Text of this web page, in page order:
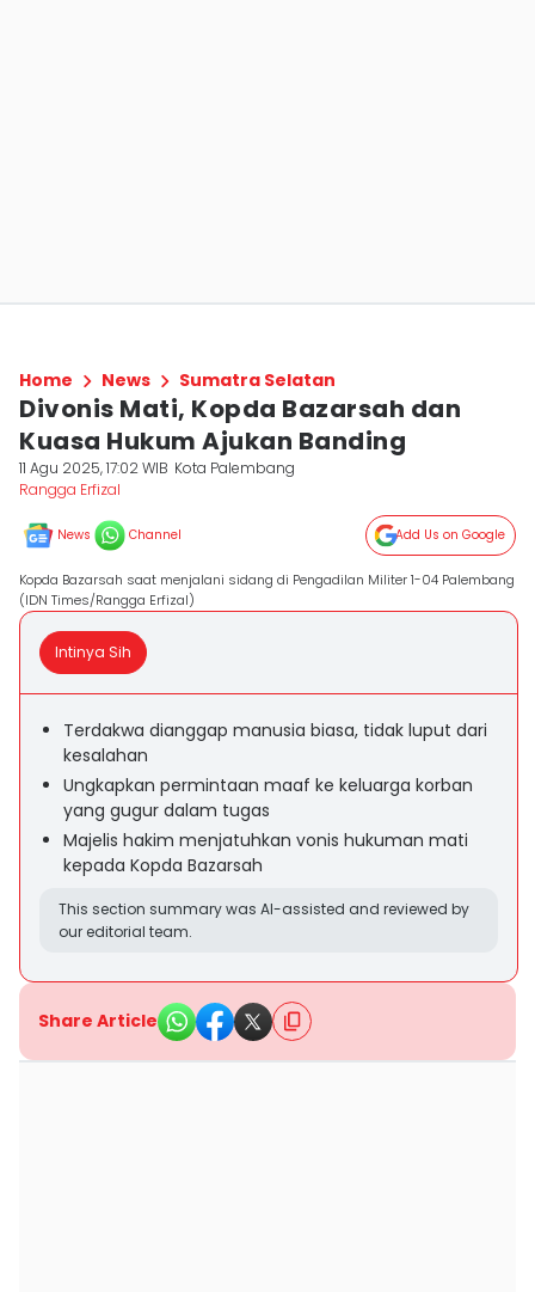
Home News Sumatra Selatan
Divonis Mati, Kopda Bazarsah dan
Kuasa Hukum Ajukan Banding
11 Agu 2025, 17:02 WIB Kota Palembang
Rangga Erfizal
News Channel Add Us on Google
Kopda Bazarsah saat menjalani sidang di Pengadilan Militer 1-04 Palembang
(IDN Times/Rangga Erfizal)
Intinya Sih
Terdakwa dianggap manusia biasa, tidak luput dari
kesalahan
Ungkapkan permintaan maaf ke keluarga korban
yang gugur dalam tugas
Majelis hakim menjatuhkan vonis hukuman mati
kepada Kopda Bazarsah
This section summary was AI-assisted and reviewed by
our editorial team.
Share Article